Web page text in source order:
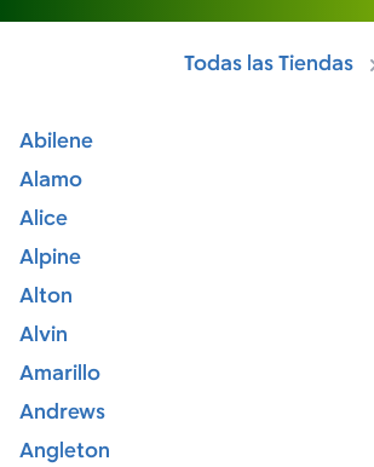
Todas las Tiendas
Abilene
Alamo
Alice
Alpine
Alton
Alvin
Amarillo
Andrews
Angleton